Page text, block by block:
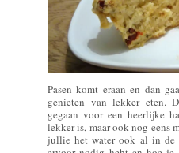
Pasen komt eraan en dan
genieten van lekker eten.
gegaan voor een heerlijke
lekker is, maar ook nog eens
jullie het water ook al in de